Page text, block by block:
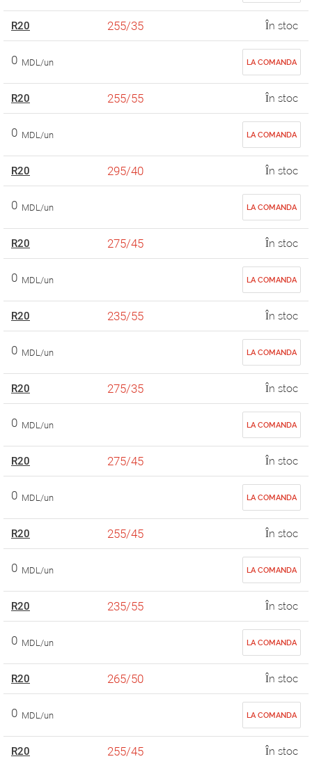
R20 255/35 În stoc
0 MDL/un LA COMANDA
R20 255/55 În stoc
0 MDL/un LA COMANDA
R20 295/40 În stoc
0 MDL/un LA COMANDA
R20 275/45 În stoc
0 MDL/un LA COMANDA
R20 235/55 În stoc
0 MDL/un LA COMANDA
R20 275/35 În stoc
0 MDL/un LA COMANDA
R20 275/45 În stoc
0 MDL/un LA COMANDA
R20 255/45 În stoc
0 MDL/un LA COMANDA
R20 235/55 În stoc
0 MDL/un LA COMANDA
R20 265/50 În stoc
0 MDL/un LA COMANDA
R20 255/45 În stoc